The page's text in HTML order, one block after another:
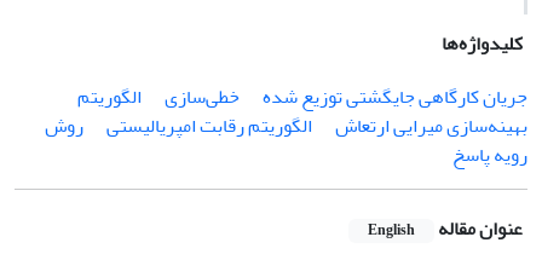
کلیدواژه‌ها
جریان کارگاهی جایگشتی توزیع شده
خطی‌سازی
الگوریتم
بهینه‌سازی میرایی ارتعاش
الگوریتم رقابت امپریالیستی
روش
رویه پاسخ
عنوان مقاله English